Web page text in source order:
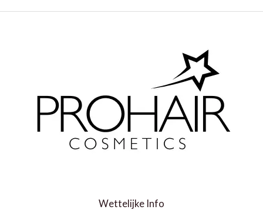
Wettelijke Info